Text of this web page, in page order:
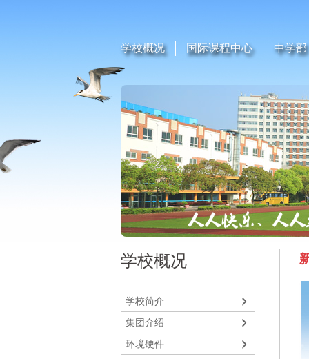
学校概况 国际课程中心 中学部
学校概况
学校简介
集团介绍
环境硬件